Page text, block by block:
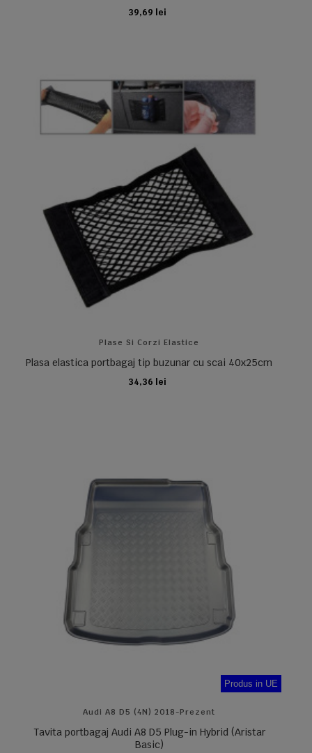
39,69 lei
ADAUGA IN COS
Plase Si Corzi Elastice
Plasa elastica portbagaj tip buzunar cu scai 40x25cm
34,36 lei
ADAUGA IN COS
Produs in UE
Audi A8 D5 (4N) 2018-Prezent
Tavita portbagaj Audi A8 D5 Plug-in Hybrid (Aristar
Basic)